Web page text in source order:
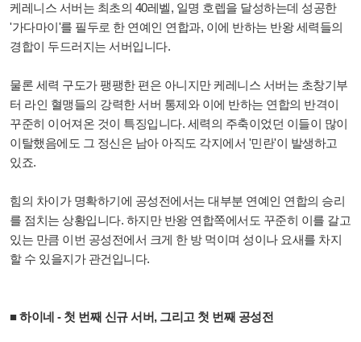
케레니스 서버는 최초의 40레벨, 일명 호렙을 달성하는데 성공한
'가다마이'를 필두로 한 연예인 연합과, 이에 반하는 반왕 세력들의
경합이 두드러지는 서버입니다.
물론 세력 구도가 팽팽한 편은 아니지만 케레니스 서버는 초창기부
터 라인 혈맹들의 강력한 서버 통제와 이에 반하는 연합의 반격이
꾸준히 이어져온 것이 특징입니다. 세력의 주축이었던 이들이 많이
이탈했음에도 그 정신은 남아 아직도 각지에서 '민란'이 발생하고
있죠.
힘의 차이가 명확하기에 공성전에서는 대부분 연예인 연합의 승리
를 점치는 상황입니다. 하지만 반왕 연합쪽에서도 꾸준히 이를 갈고
있는 만큼 이번 공성전에서 크게 한 방 먹이며 성이나 요새를 차지
할 수 있을지가 관건입니다.
■ 하이네 - 첫 번째 신규 서버, 그리고 첫 번째 공성전